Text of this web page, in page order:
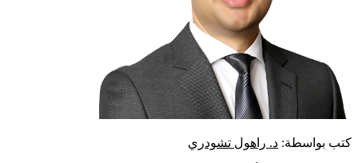
كتب بواسطة: د. راهول تشودري